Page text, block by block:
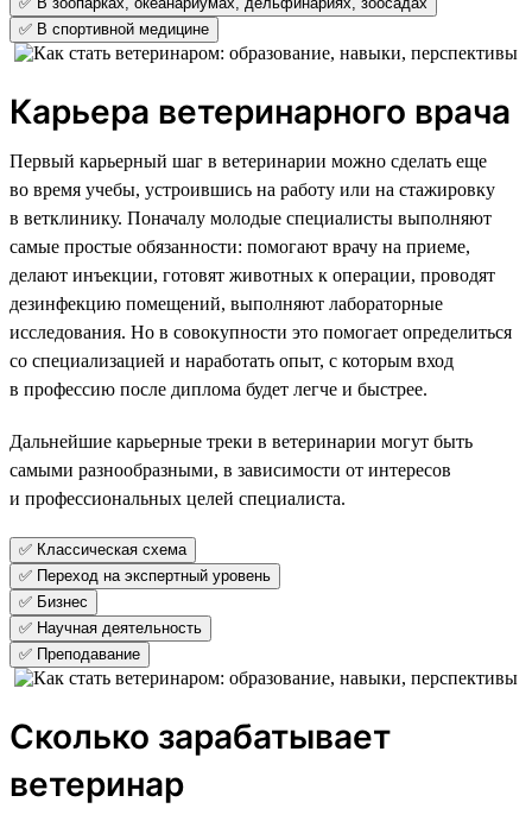
✅ В спортивной медицине
Карьера ветеринарного врача
Первый карьерный шаг в ветеринарии можно сделать еще
во время учебы, устроившись на работу или на стажировку
в ветклинику. Поначалу молодые специалисты выполняют
самые простые обязанности: помогают врачу на приеме,
делают инъекции, готовят животных к операции, проводят
дезинфекцию помещений, выполняют лабораторные
исследования. Но в совокупности это помогает определиться
со специализацией и наработать опыт, с которым вход
в профессию после диплома будет легче и быстрее.
Дальнейшие карьерные треки в ветеринарии могут быть
самыми разнообразными, в зависимости от интересов
и профессиональных целей специалиста.
✅ Классическая схема
✅ Переход на экспертный уровень
✅ Бизнес
✅ Научная деятельность
✅ Преподавание
Сколько зарабатывает
ветеринар